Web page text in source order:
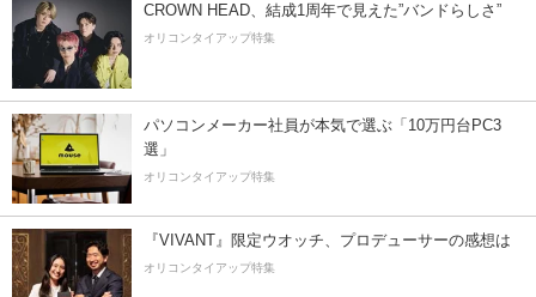
CROWN HEAD、結成1周年で見えた”バンドらしさ”
オリコンタイアップ特集
パソコンメーカー社員が本気で選ぶ「10万円台PC3
選」
オリコンタイアップ特集
『VIVANT』限定ウオッチ、プロデューサーの感想は
オリコンタイアップ特集